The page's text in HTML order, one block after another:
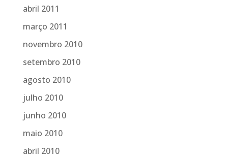
abril 2011
março 2011
novembro 2010
setembro 2010
agosto 2010
julho 2010
junho 2010
maio 2010
abril 2010